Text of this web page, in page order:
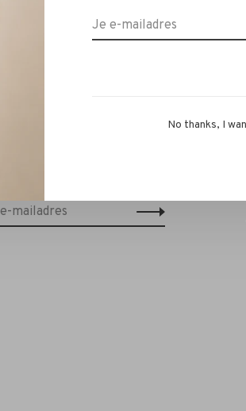
je in voor onze nieuwsbrief enNo thanks, I